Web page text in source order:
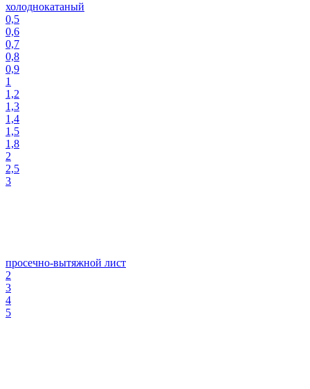
холоднокатаный
0,5
0,6
0,7
0,8
0,9
1
1,2
1,3
1,4
1,5
1,8
2
2,5
3
просечно-вытяжной лист
2
3
4
5